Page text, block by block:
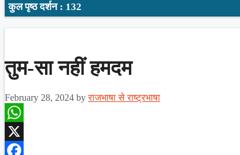
कुल पृष्ठ दर्शन : 132
तुम-सा नहीं हमदम
February 28, 2024 byराजभाषा से राष्ट्रभाषा
WhatsApp
X